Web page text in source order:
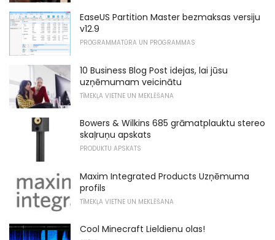
EaseUS Partition Master bezmaksas versiju
v12.9
PROGRAMMATŪRA UN PROGRAMMAS
10 Business Blog Post idejas, lai jūsu
uzņēmumam veicinātu
TĪMEKĻA VIETNE UN MEKLĒŠANA
Bowers & Wilkins 685 grāmatplauktu stereo
skaļruņu apskats
PRODUKTU APSKATS
Maxim Integrated Products Uzņēmuma
profils
TĪMEKĻA VIETNE UN MEKLĒŠANA
Cool Minecraft Lieldienu olas!